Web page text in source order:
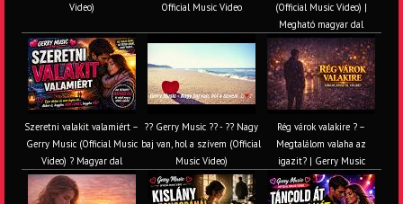
Video)
Official Music Video
(Official Music Video) |
Megható magyar dal
Szeretni valakit valamiért –
Gerry Music (Official Music
Video) ? Magyar dal
?? Gerry Music ?? - ?? Nagy
baj van, hol a szívem (Official
Music Video)
Rég várok valakire ? –
Megtalálom valaha az
igazit? | Gerry Music